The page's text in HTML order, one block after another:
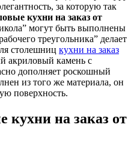
за которую так
кухни на заказ от
могут быть выполнены
треугольника” делает
столешниц кухни на заказ
акриловый камень с
дополняет роскошный
из того же материала, он
поверхность.
кухни на заказ от